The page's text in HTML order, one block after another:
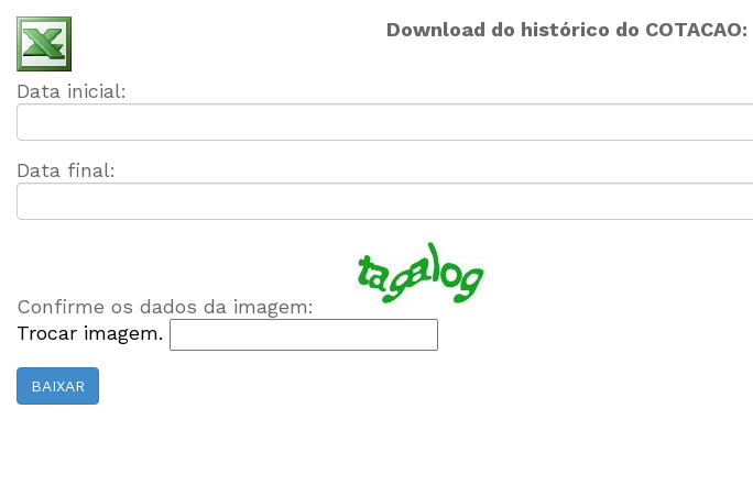
Download do histórico do COTACAO:
Data inicial:
Data final:
Confirme os dados da imagem:
Trocar imagem.